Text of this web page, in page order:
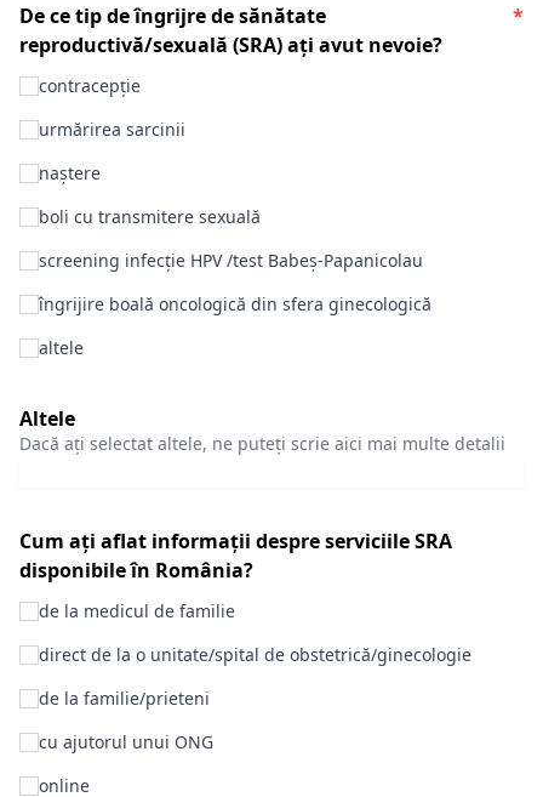
De ce tip de îngrijre de sănătate
reproductivă/sexuală (SRA) ați avut nevoie?
*
contracepție
urmărirea sarcinii
naștere
boli cu transmitere sexuală
screening infecție HPV /test Babeș-Papanicolau
îngrijire boală oncologică din sfera ginecologică
altele
Altele
Dacă ați selectat altele, ne puteți scrie aici mai multe detalii
Cum ați aflat informații despre serviciile SRA
disponibile în România?
de la medicul de familie
direct de la o unitate/spital de obstetrică/ginecologie
de la familie/prieteni
cu ajutorul unui ONG
online